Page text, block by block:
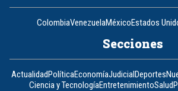
ColombiaVenezuelaMéxicoEstados
Secciones
ActualidadPolíticaEconomíaJudicialDeportes
Ciencia y TecnologíaEntretenimientoSalud